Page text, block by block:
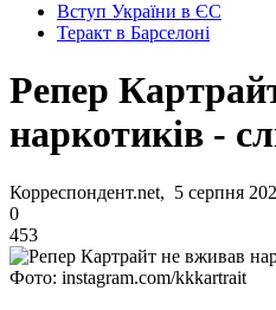
Вступ України в ЄС
Теракт в Барселоні
Репер
наркотиків -
Корреспондент.net, 5 серпня
0
453
Фото: instagram.com/kkkartrait